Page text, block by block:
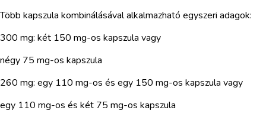
Több kapszula kombinálásával alkalmazható egyszeri adagok:
300 mg: két 150 mg-os kapszula vagy
négy 75 mg-os kapszula
260 mg: egy 110 mg-os és egy 150 mg-os kapszula vagy
egy 110 mg-os és két 75 mg-os kapszula